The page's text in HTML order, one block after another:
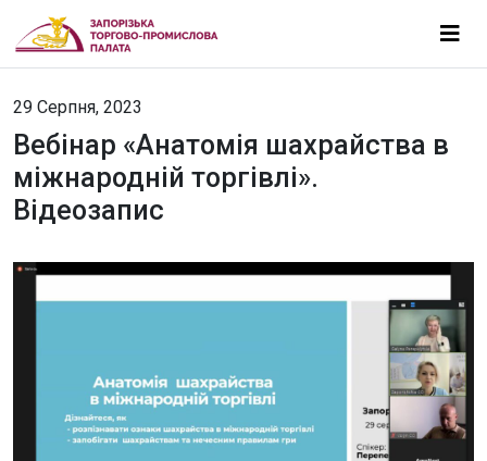
29 Серпня, 2023
Вебінар «Анатомія шахрайства в
міжнародній торгівлі».
Відеозапис